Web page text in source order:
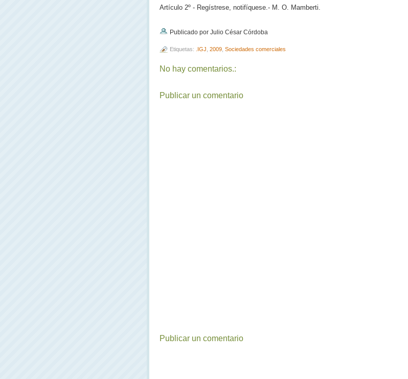
Artículo 2º - Regístrese, notifíquese.- M. O. Mamberti.
Publicado por Julio César Córdoba
Etiquetas: .IGJ 2009 Sociedades comerciales
No hay comentarios.:
Publicar un comentario
Publicar un comentario